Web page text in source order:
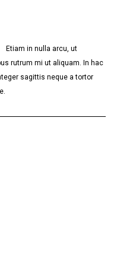
Etiam in nulla arcu, ut
rutrum mi ut aliquam. In hac
sagittis neque a tortor